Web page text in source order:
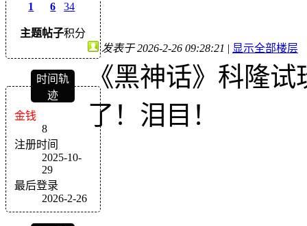
1
主题
6
帖子
34
积分
时间轨
迹
金钱
8
注册时间
2025-10-
29
最后登录
2026-2-26
发表于 2026-2-26 09:28:21 | 显示全部楼层
《黑神话》科隆
了！泪目！